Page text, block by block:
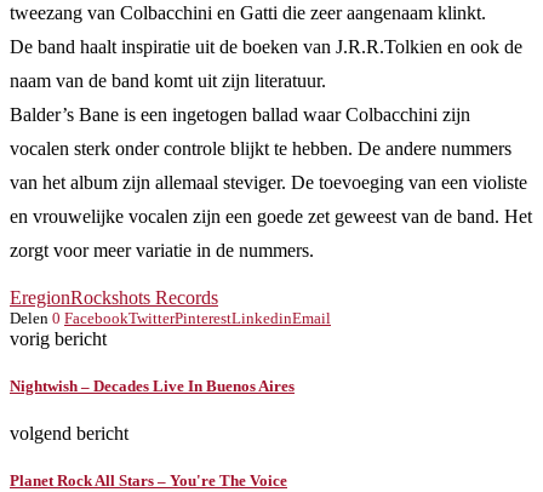
tweezang van Colbacchini en Gatti die zeer aangenaam klinkt.
De band haalt inspiratie uit de boeken van J.R.R.Tolkien en ook de
naam van de band komt uit zijn literatuur.
Balder’s Bane is een ingetogen ballad waar Colbacchini zijn
vocalen sterk onder controle blijkt te hebben. De andere nummers
van het album zijn allemaal steviger. De toevoeging van een violiste
en vrouwelijke vocalen zijn een goede zet geweest van de band. Het
zorgt voor meer variatie in de nummers.
EregionRockshots Records
Delen 0 FacebookTwitterPinterestLinkedinEmail
vorig bericht
Nightwish – Decades Live In Buenos Aires
volgend bericht
Planet Rock All Stars – You're The Voice